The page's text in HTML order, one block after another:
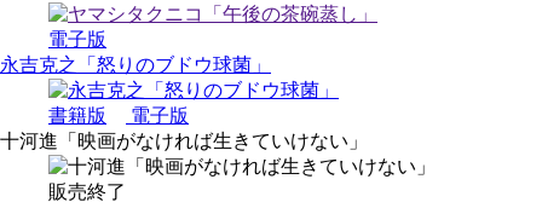
電子版
永吉克之「怒りのブドウ球菌」
書籍版
電子版
十河進「映画がなければ生きていけない」
販売終了